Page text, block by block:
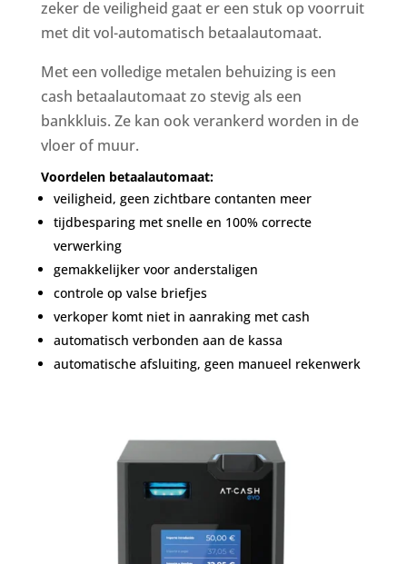
zeker de veiligheid gaat er een stuk op voorruit
met dit vol-automatisch betaalautomaat.
Met een volledige metalen behuizing is een
cash betaalautomaat zo stevig als een
bankkluis. Ze kan ook verankerd worden in de
vloer of muur.
Voordelen betaalautomaat:
veiligheid, geen zichtbare contanten meer
tijdbesparing met snelle en 100% correcte
verwerking
gemakkelijker voor anderstaligen
controle op valse briefjes
verkoper komt niet in aanraking met cash
automatisch verbonden aan de kassa
automatische afsluiting, geen manueel rekenwerk